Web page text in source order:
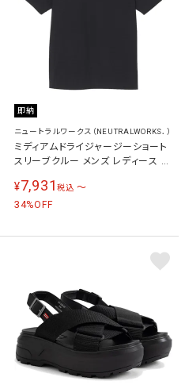
即納
ニュートラルワークス（NEUTRALWORKS．）
ミディアムドライジャージーショート
スリーブクルー メンズ レディース 半
¥7,931税込 〜
34%OFF